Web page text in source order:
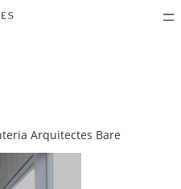
Arquitectes Bare